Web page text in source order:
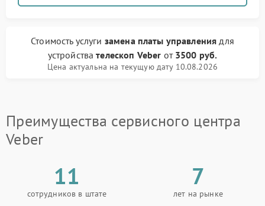
Стоимость услуги замена платы управления для
устройствателескоп Veber от 3500 руб.
Цена актуальна на текущую дату 10.08.2026
Преимущества сервисного центра
Veber
11
сотрудников в штате
7
лет на рынке